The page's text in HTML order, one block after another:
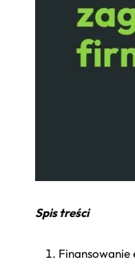
Spis treści
Finansowanie